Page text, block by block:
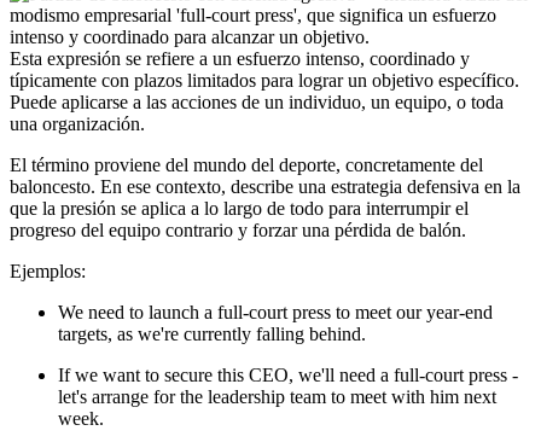
Esta expresión se refiere a un esfuerzo intenso, coordinado y
típicamente con plazos limitados para lograr un objetivo específico.
Puede aplicarse a las acciones de un individuo, un equipo, o toda
una organización.
El término proviene del mundo del deporte, concretamente del
baloncesto. En ese contexto, describe una estrategia defensiva en la
que la presión se aplica a lo largo de todo para interrumpir el
progreso del equipo contrario y forzar una pérdida de balón.
Ejemplos:
We need to launch a full-court press to meet our year-end
targets, as we're currently falling behind.
If we want to secure this CEO, we'll need a full-court press -
let's arrange for the leadership team to meet with him next
week.